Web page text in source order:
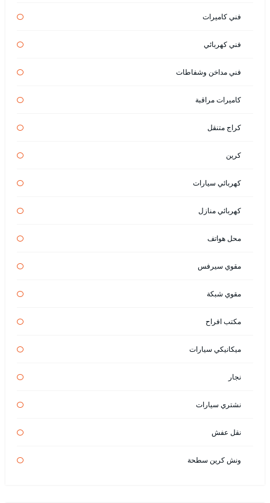
فني كاميرات
فني كهربائي
فني مداخن وشفاطات
كاميرات مراقبة
كراج متنقل
كرين
كهربائي سيارات
كهربائي منازل
محل هواتف
مقوي سيرفس
مقوي شبكة
مكتب افراح
ميكانيكي سيارات
نجار
نشتري سيارات
نقل عفش
ونش كرين سطحة